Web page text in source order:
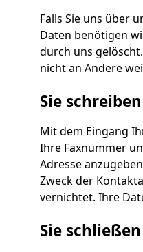
Falls Sie uns über
Daten benötigen
durch uns
nicht an Andere
Sie
Mit dem Eingang
Ihre Faxnummer
Adresse
Zweck der
vernichtet. Ihre
Sie